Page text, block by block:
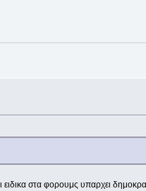
στα φορουμς υπαρχει